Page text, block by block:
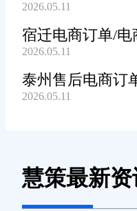
2026.05.11
宿迁电商订单/
2026.05.11
泰州售后电商订
2026.05.11
慧策最新资